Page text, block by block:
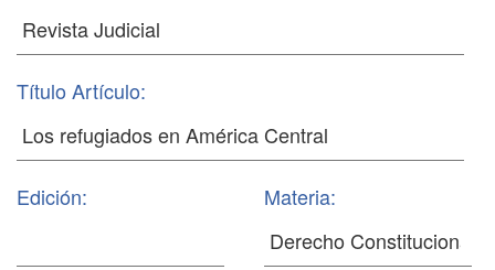
Título Artículo:
Edición: Materia: